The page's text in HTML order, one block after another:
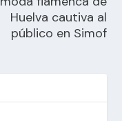
Huelva cautiva al
público en Simof